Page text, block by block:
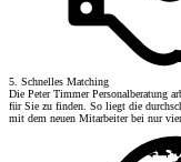
5. Schnelles Matching
Die Peter Timmer Personalberatung
für Sie zu finden. So liegt die
mit dem neuen Mitarbeiter bei nur